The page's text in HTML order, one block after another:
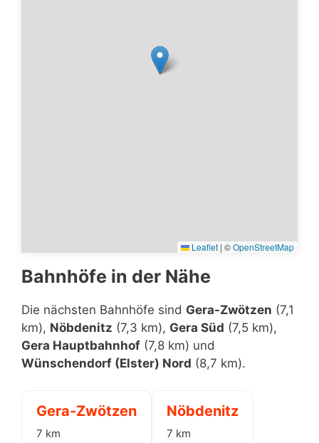
Leaflet | ©OpenStreetMap
Bahnhöfe in der Nähe
Die nächsten Bahnhöfe sind Gera-Zwötzen (7,1
km), Nöbdenitz (7,3 km), Gera Süd (7,5 km),
Gera Hauptbahnhof (7,8 km) und
Wünschendorf (Elster) Nord (8,7 km).
Gera-Zwötzen
7 km
Nöbdenitz
7 km